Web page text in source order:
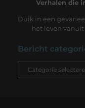
Verhalen die
Duik in een
het leven
Bericht